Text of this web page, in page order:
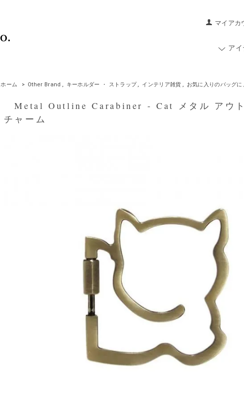
マイアカ
アイ
ホーム > Other Brand , キーホルダー ・ ストラップ , インテリア雑貨 , お気に入りのバッグに
Metal Outline Carabiner - Cat メタル アウト
チャーム